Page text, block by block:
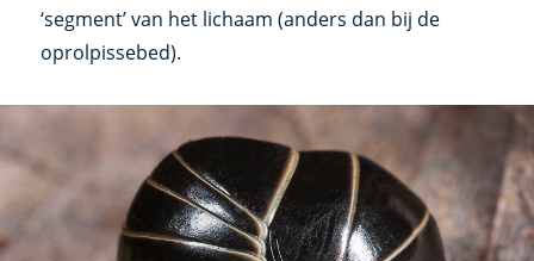
‘segment’ van het lichaam (anders dan bij de
oprolpissebed).